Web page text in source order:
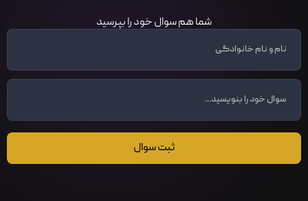
شما هم سوال خود را بپرسید
ثبت سوال